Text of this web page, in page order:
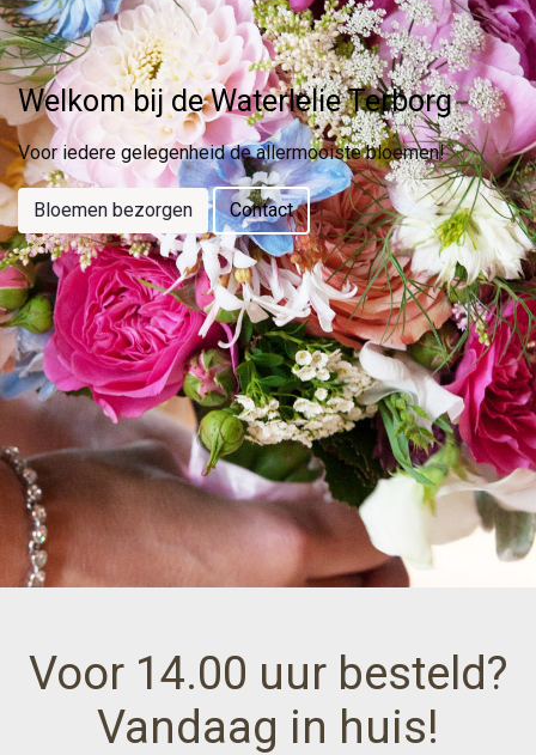
Welkom bij de Waterlelie Terborg
Voor iedere gelegenheid de allermooiste bloemen!
Bloemen bezorgen Contact
Voor 14.00 uur besteld?
Vandaag in huis!